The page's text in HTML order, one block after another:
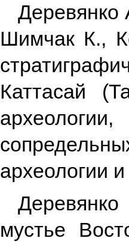
Шимчак К.,
Каттасай
археологии
мустье